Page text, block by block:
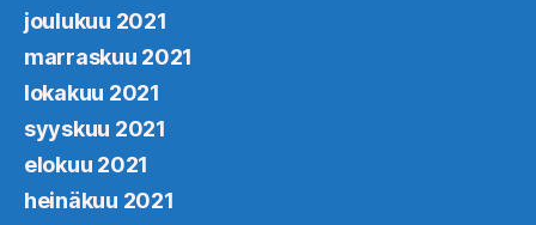
joulukuu 2021
marraskuu 2021
lokakuu 2021
syyskuu 2021
elokuu 2021
heinäkuu 2021